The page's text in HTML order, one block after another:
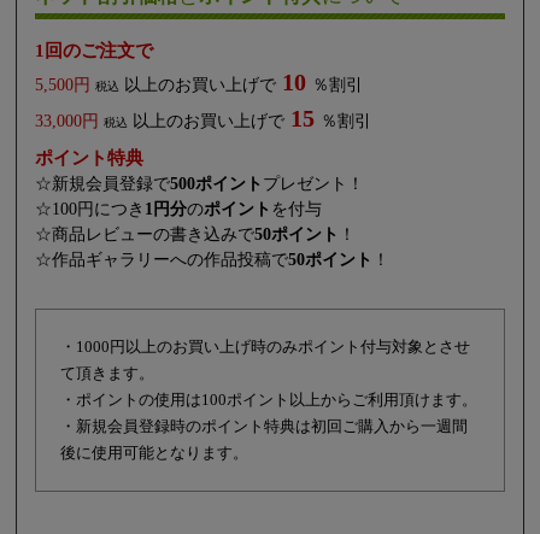
1回のご注文で
5,500円 税込 以上のお買い上げで 10 ％割引
33,000円
税込 以上のお買い上げで 15 ％割引
ポイント特典
☆新規会員登録で500ポイント プレゼント！
☆100円につき 1円分のポイント を付与
☆商品レビューの書き込みで50ポイント ！
☆作品ギャラリーへの作品投稿で50ポイント ！
・1000円以上のお買い上げ時のみポイント付与対象とさせ
て頂きます。
・ポイントの使用は100ポイント以上からご利用頂けます。
・新規会員登録時のポイント特典は初回ご購入から一週間
後に使用可能となります。